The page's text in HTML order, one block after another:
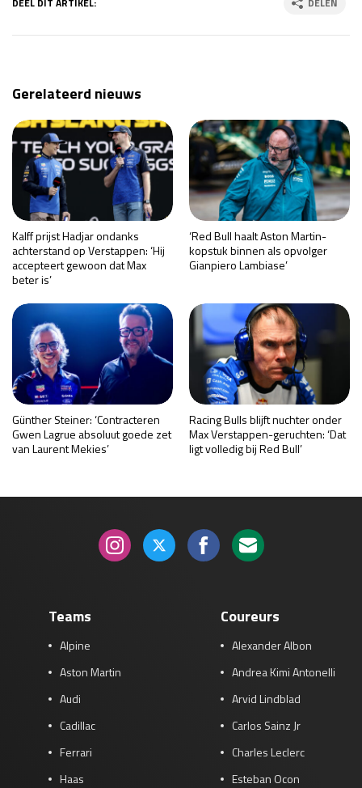
Gerelateerd nieuws
Kalff prijst Hadjar ondanks
achterstand op Verstappen: ‘Hij
accepteert gewoon dat Max
beter is’
‘Red Bull haalt Aston Martin-
kopstuk binnen als opvolger
Gianpiero Lambiase’
Günther Steiner: ‘Contracteren
Gwen Lagrue absoluut goede zet
van Laurent Mekies’
Racing Bulls blijft nuchter onder
Max Verstappen-geruchten: ‘Dat
ligt volledig bij Red Bull’
Teams
Alpine
Aston Martin
Audi
Cadillac
Ferrari
Haas
Coureurs
Alexander Albon
Andrea Kimi Antonelli
Arvid Lindblad
Carlos Sainz Jr
Charles Leclerc
Esteban Ocon